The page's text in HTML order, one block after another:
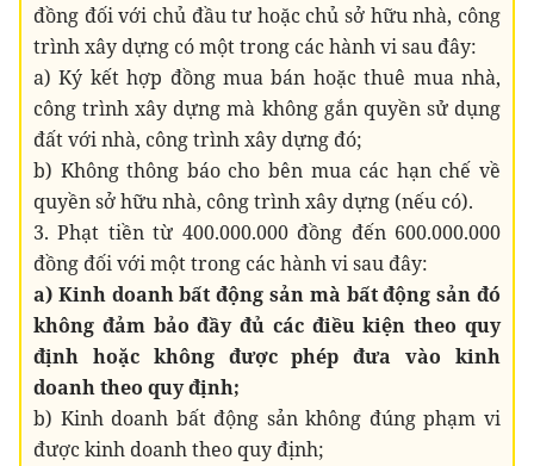
đồng đối với chủ đầu tư hoặc chủ sở hữu nhà, công
trình xây dựng có một trong các hành vi sau đây:
a) Ký kết hợp đồng mua bán hoặc thuê mua nhà,
công trình xây dựng mà không gắn quyền sử dụng
đất với nhà, công trình xây dựng đó;
b) Không thông báo cho bên mua các hạn chế về
quyền sở hữu nhà, công trình xây dựng (nếu có).
3. Phạt tiền từ 400.000.000 đồng đến 600.000.000
đồng đối với một trong các hành vi sau đây:
a) Kinh doanh bất động sản mà bất động sản đó
không đảm bảo đầy đủ các điều kiện theo quy
định hoặc không được phép đưa vào kinh
doanh theo quy định;
b) Kinh doanh bất động sản không đúng phạm vi
được kinh doanh theo quy định;